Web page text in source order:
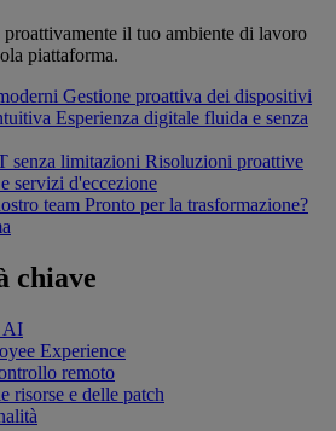
il tuo ambiente di lavoro
piattaforma.
Gestione proattiva dei dispositivi
Esperienza digitale fluida e senza
senza limitazioni Risoluzioni proattive
servizi d'eccezione
team Pronto per la trasformazione?
chiave
AI
Experience
remoto
risorse e delle patch